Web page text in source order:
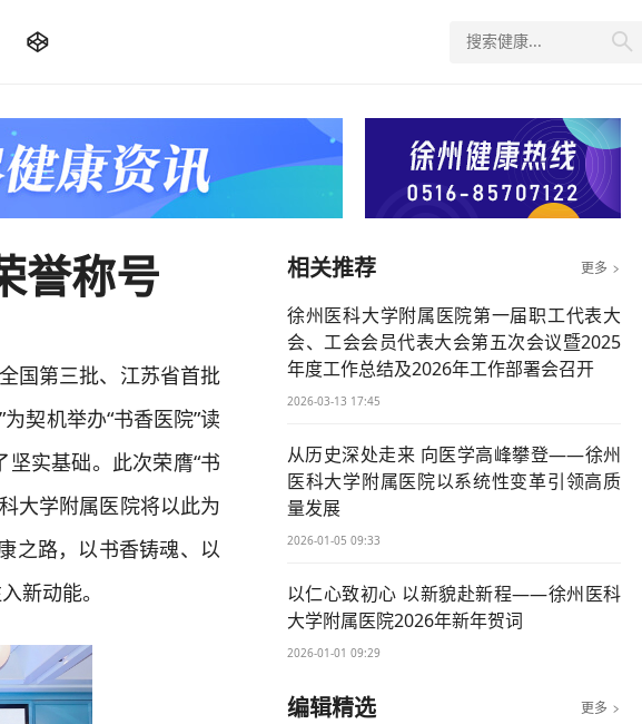
 
誉称号
国第三批、江苏省首批
契机举办“书香医院”读
实基础。此次荣膺“书
大学附属医院将以此为
之路，以书香铸魂、以
新动能。
相关推荐 更多 
徐州医科大学附属医院第一届职工代表大
会、工会会员代表大会第五次会议暨2025
年度工作总结及2026年工作部署会召开
2026-03-13 17:45
从历史深处走来 向医学高峰攀登——徐州
医科大学附属医院以系统性变革引领高质
量发展
2026-01-05 09:33
以仁心致初心 以新貌赴新程——徐州医科
大学附属医院2026年新年贺词
2026-01-01 09:29
编辑精选 更多 